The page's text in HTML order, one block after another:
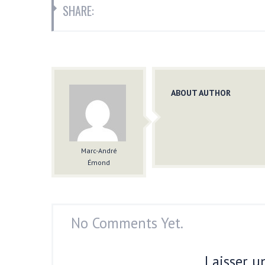
SHARE:
Marc-André
Émond
ABOUT AUTHOR
No Comments Yet.
Laisser